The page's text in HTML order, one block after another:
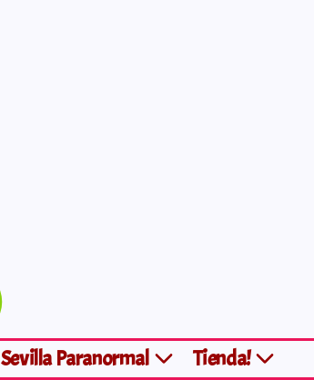
Sevilla Paranormal Tienda!